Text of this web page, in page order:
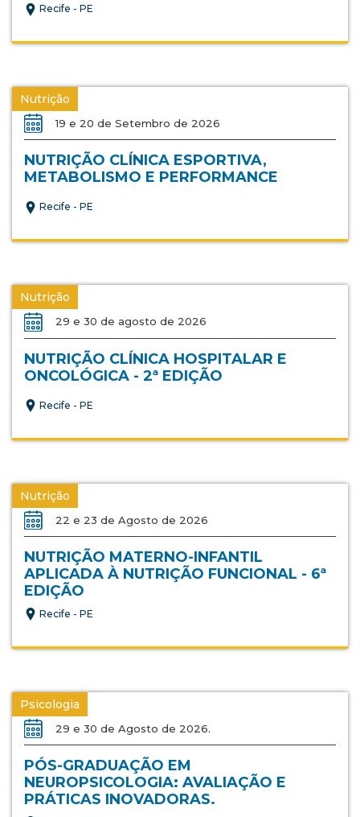
Recife - PE
Nutrição
19 e 20 de Setembro de 2026
NUTRIÇÃO CLÍNICA ESPORTIVA,
METABOLISMO E PERFORMANCE
Recife - PE
Nutrição
29 e 30 de agosto de 2026
NUTRIÇÃO CLÍNICA HOSPITALAR E
ONCOLÓGICA - 2ª EDIÇÃO
Recife - PE
Nutrição
22 e 23 de Agosto de 2026
NUTRIÇÃO MATERNO-INFANTIL
APLICADA À NUTRIÇÃO FUNCIONAL - 6ª
EDIÇÃO
Recife - PE
Psicologia
29 e 30 de Agosto de 2026.
PÓS-GRADUAÇÃO EM
NEUROPSICOLOGIA: AVALIAÇÃO E
PRÁTICAS INOVADORAS.